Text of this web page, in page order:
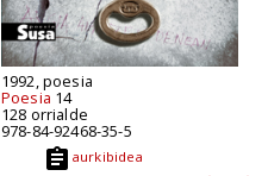
1992, poesia
Poesia 14
128 orrialde
978-84-92468-35-5
aurkibidea